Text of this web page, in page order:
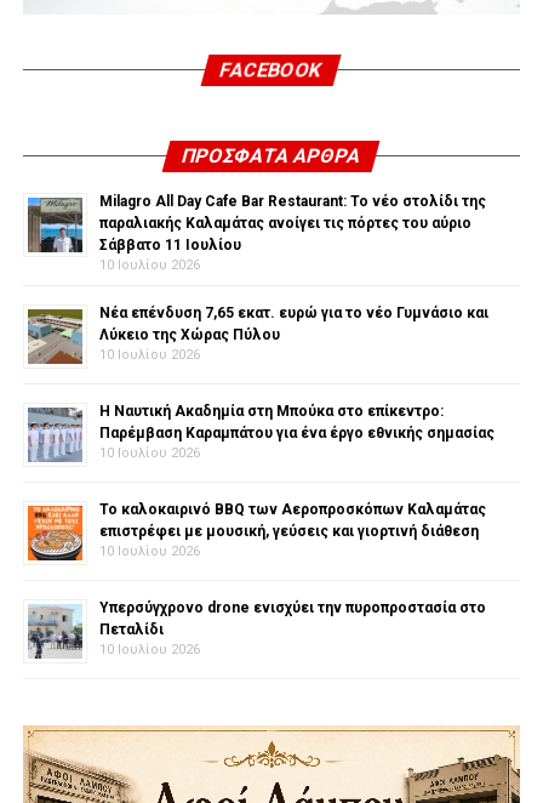
FACEBOOK
ΠΡΌΣΦΑΤΑ ΆΡΘΡΑ
Milagro All Day Cafe Bar Restaurant: Το νέο στολίδι της
παραλιακής Καλαμάτας ανοίγει τις πόρτες του αύριο
Σάββατο 11 Ιουλίου
10 Ιουλίου 2026
Νέα επένδυση 7,65 εκατ. ευρώ για το νέο Γυμνάσιο και
Λύκειο της Χώρας Πύλου
10 Ιουλίου 2026
Η Ναυτική Ακαδημία στη Μπούκα στο επίκεντρο:
Παρέμβαση Καραμπάτου για ένα έργο εθνικής σημασίας
10 Ιουλίου 2026
Το καλοκαιρινό BBQ των Αεροπροσκόπων Καλαμάτας
επιστρέφει με μουσική, γεύσεις και γιορτινή διάθεση
10 Ιουλίου 2026
Υπερσύγχρονο drone ενισχύει την πυροπροστασία στο
Πεταλίδι
10 Ιουλίου 2026